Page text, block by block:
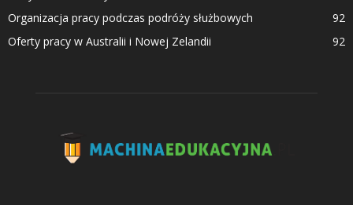
Organizacja pracy podczas podróży służbowych
92
Oferty pracy w Australii i Nowej Zelandii
92